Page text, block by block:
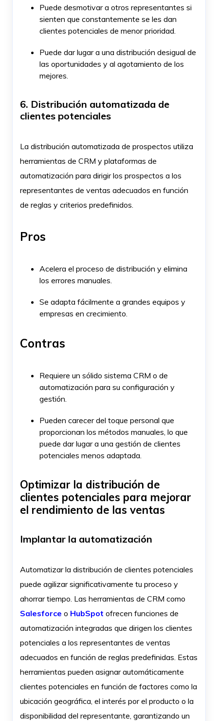
Puede desmotivar a otros representantes si
sienten que constantemente se les dan
clientes potenciales de menor prioridad.
Puede dar lugar a una distribución desigual de
las oportunidades y al agotamiento de los
mejores.
6. Distribución automatizada de
clientes potenciales
La distribución automatizada de prospectos utiliza
herramientas de CRM y plataformas de
automatización para dirigir los prospectos a los
representantes de ventas adecuados en función
de reglas y criterios predefinidos.
Pros
Acelera el proceso de distribución y elimina
los errores manuales.
Se adapta fácilmente a grandes equipos y
empresas en crecimiento.
Contras
Requiere un sólido sistema CRM o de
automatización para su configuración y
gestión.
Pueden carecer del toque personal que
proporcionan los métodos manuales, lo que
puede dar lugar a una gestión de clientes
potenciales menos adaptada.
Optimizar la distribución de
clientes potenciales para mejorar
el rendimiento de las ventas
Implantar la automatización
Automatizar la distribución de clientes potenciales
puede agilizar significativamente tu proceso y
ahorrar tiempo. Las herramientas de CRM como
Salesforce o HubSpot ofrecen funciones de
automatización integradas que dirigen los clientes
potenciales a los representantes de ventas
adecuados en función de reglas predefinidas. Estas
herramientas pueden asignar automáticamente
clientes potenciales en función de factores como la
ubicación geográfica, el interés por el producto o la
disponibilidad del representante, garantizando un